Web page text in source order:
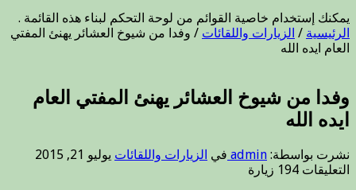
يمكنك إستخدام خاصية القوائم من لوحة التحكم لبناء هذه القائمة .
الرئيسية / الزيارات واللقائات / وفدا من شيوخ العشائر يهنئ المفتي
العام ايده الله
وفدا من شيوخ العشائر يهنئ المفتي العام
ايده الله
نشرت بواسطة: admin في الزيارات واللقائات يوليو 21, 2015
التعليقات على
194 زيارة